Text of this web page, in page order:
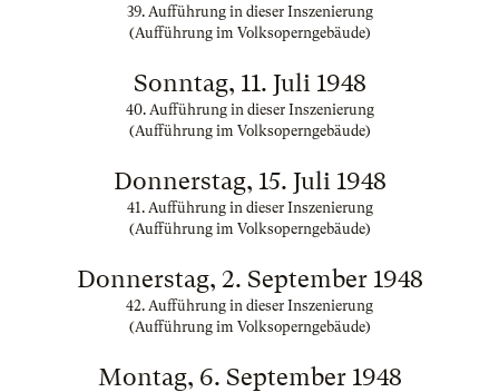
39. Aufführung in dieser Inszenierung
(Aufführung im Volksoperngebäude)
Sonntag, 11. Juli 1948
40. Aufführung in dieser Inszenierung
(Aufführung im Volksoperngebäude)
Donnerstag, 15. Juli 1948
41. Aufführung in dieser Inszenierung
(Aufführung im Volksoperngebäude)
Donnerstag, 2. September 1948
42. Aufführung in dieser Inszenierung
(Aufführung im Volksoperngebäude)
Montag, 6. September 1948